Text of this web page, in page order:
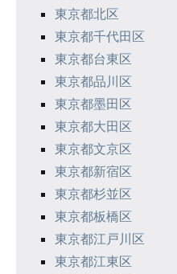
東京都北区
東京都千代田区
東京都台東区
東京都品川区
東京都墨田区
東京都大田区
東京都文京区
東京都新宿区
東京都杉並区
東京都板橋区
東京都江戸川区
東京都江東区